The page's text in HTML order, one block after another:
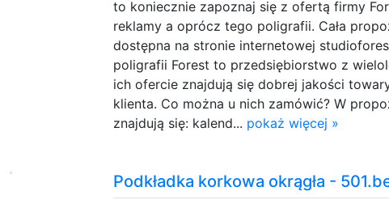
to koniecznie zapoznaj się z ofertą firmy
reklamy a oprócz tego poligrafii. Cała
dostępna na stronie internetowej
poligrafii Forest to przedsiębiorstwo z
ich ofercie znajdują się dobrej jakości
klienta. Co można u nich zamówić? W
znajdują się: kalend... pokaż więcej »
Podkładka korkowa okrągła -